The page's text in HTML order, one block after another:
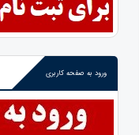
ورود به صفحه کاربری